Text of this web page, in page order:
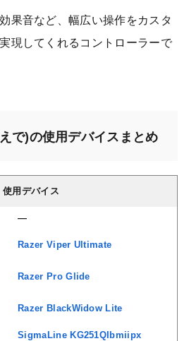
果音など、幅広い操作をカスタ
現してくれるコントローラーで
で)の使用デバイスまとめ
使用デバイス
—
Razer Viper Ultimate
Razer Pro Glide
Razer BlackWidow Lite
SigmaLine KG251QIbmiipx